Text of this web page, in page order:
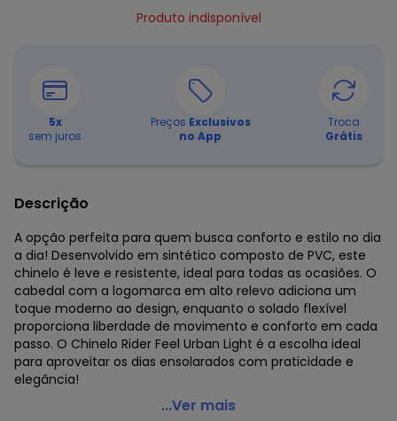
Produto indisponível
5x
sem juros
Preços Exclusivos
no App
Troca
Grátis
Descrição
A opção perfeita para quem busca conforto e estilo no dia
a dia! Desenvolvido em sintético composto de PVC, este
chinelo é leve e resistente, ideal para todas as ocasiões. O
cabedal com a logomarca em alto relevo adiciona um
toque moderno ao design, enquanto o solado flexível
proporciona liberdade de movimento e conforto em cada
passo. O Chinelo Rider Feel Urban Light é a escolha ideal
para aproveitar os dias ensolarados com praticidade e
elegância!
Rider - Chinelo Rider R1 Style Preto
...Ver mais